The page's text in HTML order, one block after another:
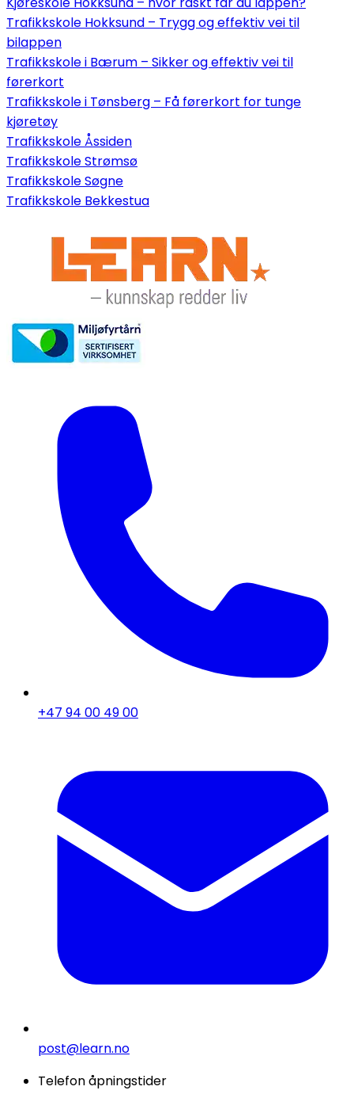
Trafikkskole Hokksund – Trygg og effektiv vei til
bilappen
Trafikkskole i Bærum – Sikker og effektiv vei til
førerkort
Trafikkskole i Tønsberg – Få førerkort for tunge
kjøretøy
Trafikkskole Åssiden
Trafikkskole Strømsø
Trafikkskole Søgne
Trafikkskole Bekkestua
+47 94 00 49 00
post@learn.no
Telefon åpningstider